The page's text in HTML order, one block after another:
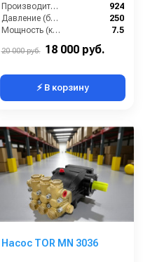
Производительность (л/ч):
924
Давление (бар):
250
Мощность (кВт):
7.5
20 000 руб. 18 000 руб.
⚡ В корзину
Насос TOR MN 3036